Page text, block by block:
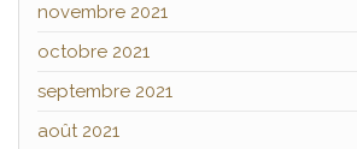
novembre 2021
octobre 2021
septembre 2021
août 2021